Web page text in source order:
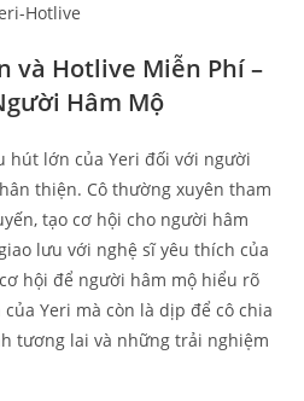
Hotlive
và Hotlive Miễn Phí –
Hâm Mộ
hút lớn của Yeri đối với người
thiện. Cô thường xuyên tham
tạo cơ hội cho người hâm
lưu với nghệ sĩ yêu thích của
hội để người hâm mộ hiểu rõ
Yeri mà còn là dịp để cô chia
tương lai và những trải nghiệm